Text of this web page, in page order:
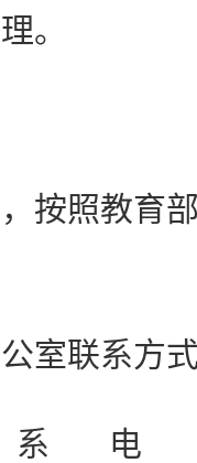
。
照教育部
室联系方
话